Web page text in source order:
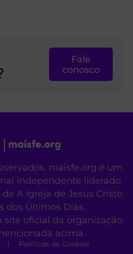
Fale
conosco
maisfe.org é um
independente liderado
A Igreja de Jesus Cristo
dos Últimos Dias.
site oficial da organização
acima.
Políticas de Cookies